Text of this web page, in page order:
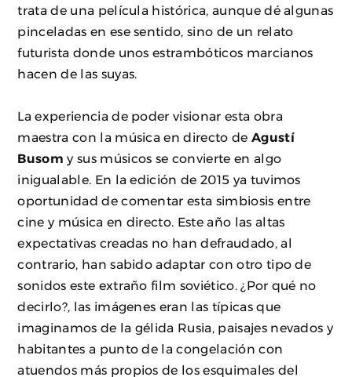
trata de una película histórica, aunque dé algunas
pinceladas en ese sentido, sino de un relato
futurista donde unos estrambóticos marcianos
hacen de las suyas.
La experiencia de poder visionar esta obra
maestra con la música en directo de Agustí
Busom y sus músicos se convierte en algo
inigualable. En la edición de 2015 ya tuvimos
oportunidad de comentar esta simbiosis entre
cine y música en directo. Este año las altas
expectativas creadas no han defraudado, al
contrario, han sabido adaptar con otro tipo de
sonidos este extraño film soviético. ¿Por qué no
decirlo?, las imágenes eran las típicas que
imaginamos de la gélida Rusia, paisajes nevados y
habitantes a punto de la congelación con
atuendos más propios de los esquimales del